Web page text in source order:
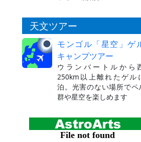
天文ツアー
モンゴル「星空」ゲ
キャンプツアー
ウランバートルから
250km以上離れたゲル
泊。光害のない場所でペ
群や星空を楽しめます